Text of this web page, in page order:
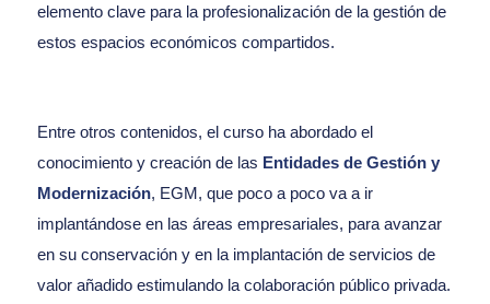
elemento clave para la profesionalización de la gestión de
estos espacios económicos compartidos.
Entre otros contenidos, el curso ha abordado el
conocimiento y creación de las Entidades de Gestión y
Modernización, EGM, que poco a poco va a ir
implantándose en las áreas empresariales, para avanzar
en su conservación y en la implantación de servicios de
valor añadido estimulando la colaboración público privada.